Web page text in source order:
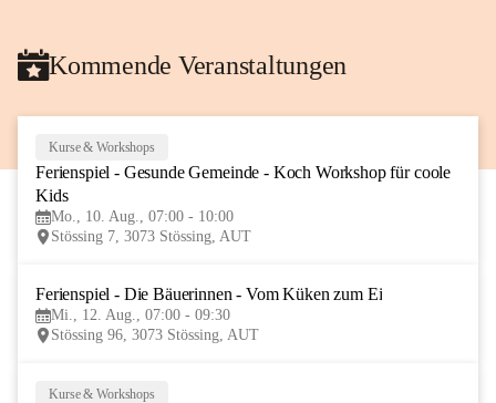
Kommende Veranstaltungen
AUG
Kurse & Workshops
Ferienspiel - Gesunde Gemeinde - Koch Workshop für coole
Kids
Mo., 10. Aug., 07:00 - 10:00
Stössing 7, 3073 Stössing, AUT
Ferienspiel - Die Bäuerinnen - Vom Küken zum Ei
Mi., 12. Aug., 07:00 - 09:30
Stössing 96, 3073 Stössing, AUT
Kurse & Workshops